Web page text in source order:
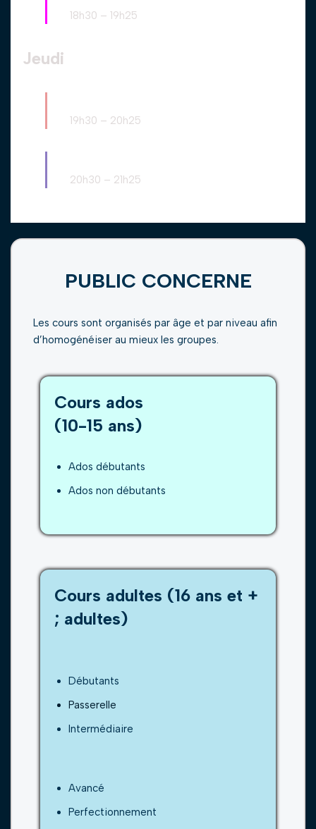
18h30 – 19h25
Jeudi
19h30 – 20h25
20h30 – 21h25
PUBLIC CONCERNE
Les cours sont organisés par âge et par niveau afin
d’homogénéiser au mieux les groupes.
Cours ados
(10-15 ans)
Ados débutants
Ados non débutants
Cours adultes (16 ans et +
; adultes)
Débutants
Passerelle
Intermédiaire
Avancé
Perfectionnement